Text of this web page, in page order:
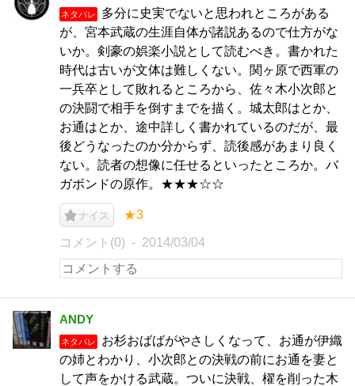
ネタバレ
多分に史実でないと思われところがある
が、宮本武蔵の生涯自体が諸説あるので仕方がな
いか。剣豪の娯楽小説として読むべき。書かれた
時代は古いが文体は難しくない。関ヶ原で西軍の
一兵卒として敗れるところから、佐々木小次郎と
の決闘で相手を倒すまでを描く。城太郎はとか、
お通はとか、途中詳しく書かれているのだが、最
後どうなったのか分からず、読後感があまり良く
ない。読者の想像に任せるといったところか。バ
ガボンドの原作。★★★☆☆
ナイス ★3
コメント(0) 2014/03/04
ANDY
ネタバレ
お杉おばばがやさしくなって、お通が伊織
の姉とわかり、小次郎との決戦の前にお通を妻と
して声をかける武蔵。ついに決戦、櫂を削った木